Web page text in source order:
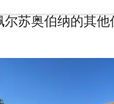
尔苏奥伯纳的其他